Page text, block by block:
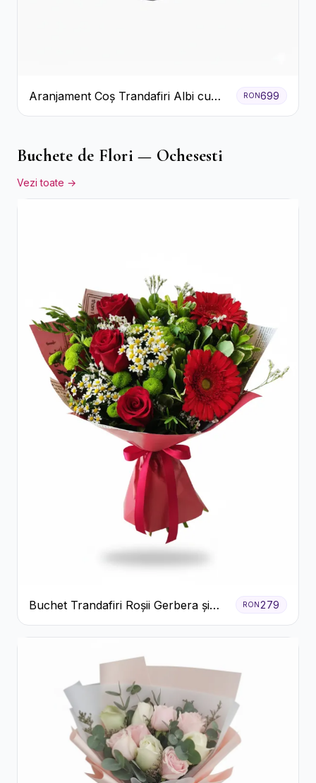
Aranjament Coș Trandafiri Albi cu
Accent Roșu
RON699
Buchete de Flori — Ochesesti
Vezi toate →
Buchet Trandafiri Roșii Gerbera și
Verdeață
RON 279